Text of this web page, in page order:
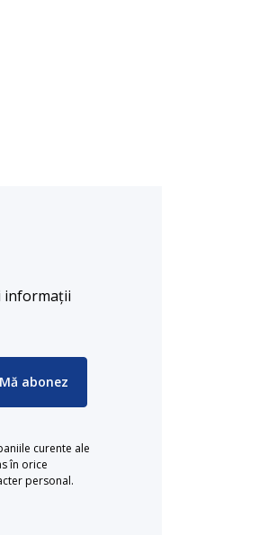
informații
Mă abonez
curente ale
în orice
personal.